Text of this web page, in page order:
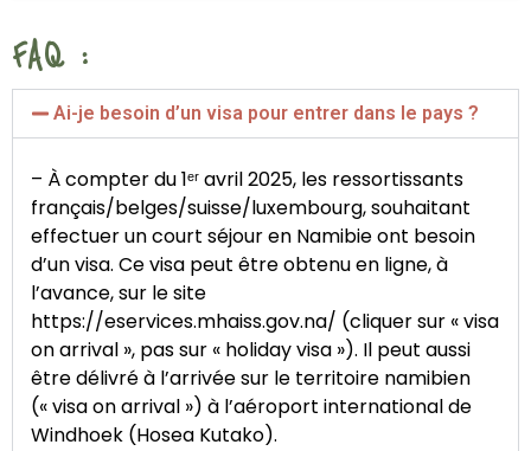
FAQ :
Ai-je besoin d’un visa pour entrer dans le pays ?
– À compter du 1ᵉʳ avril 2025, les ressortissants
français/belges/suisse/luxembourg, souhaitant
effectuer un court séjour en Namibie ont besoin
d’un visa. Ce visa peut être obtenu en ligne, à
l’avance, sur le site
https://eservices.mhaiss.gov.na/ (cliquer sur « visa
on arrival », pas sur « holiday visa »). Il peut aussi
être délivré à l’arrivée sur le territoire namibien
(« visa on arrival ») à l’aéroport international de
Windhoek (Hosea Kutako).